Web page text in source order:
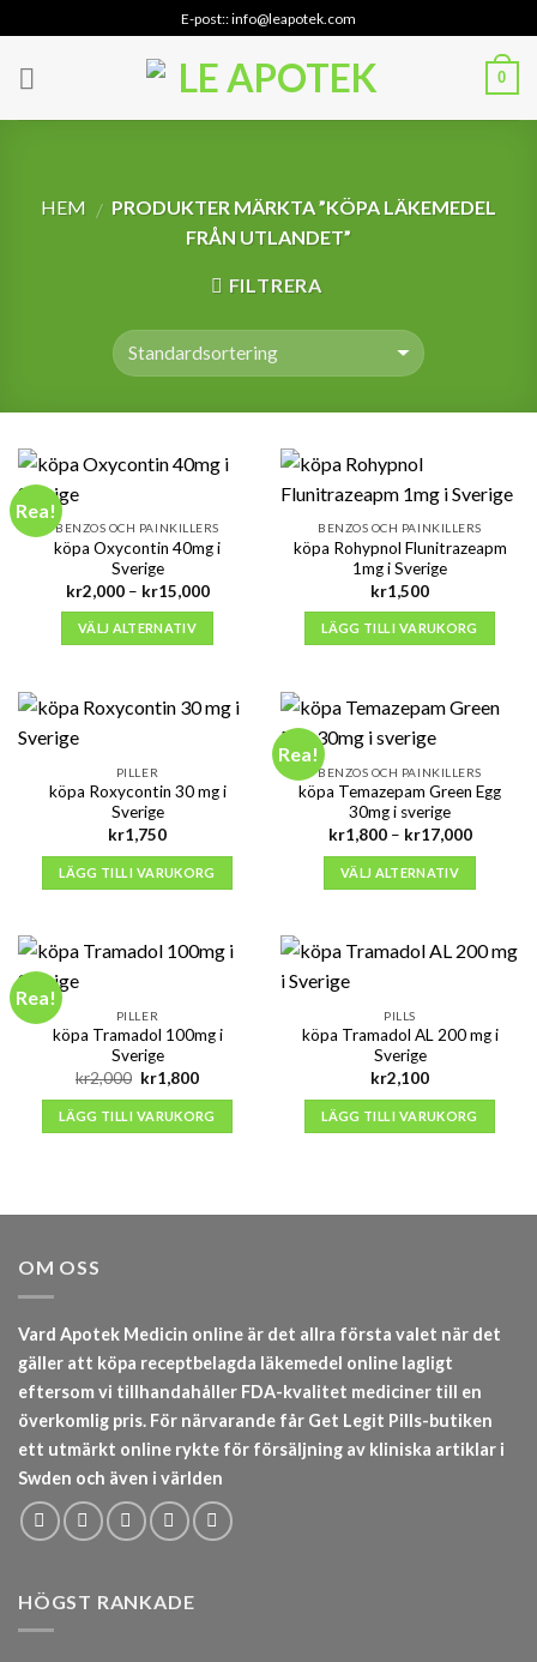
to
content
E-post:: info@leapotek.com
0
HEM / PRODUKTER MÄRKTA ”KÖPA LÄKEMEDEL
FRÅN UTLANDET”
FILTRERA
Rea!
BENZOS OCH PAINKILLERS
köpa Oxycontin 40mg i
Sverige
kr2,000 – kr15,000Prisintervall:
VÄLJ ALTERNATIV
BENZOS OCH PAINKILLERS
köpa Rohypnol Flunitrazeapm
1mg i Sverige
kr1,500
LÄGG TILL I VARUKORG
PILLER
köpa Roxycontin 30 mg i
Sverige
kr1,750
LÄGG TILL I VARUKORG
Rea!
BENZOS OCH PAINKILLERS
köpa Temazepam Green Egg
30mg i sverige
kr1,800 – kr17,000
VÄLJ ALTERNATIV
Rea!
PILLER
köpa Tramadol 100mg i
Sverige
kr2,000 Det
ursprungliga
priset
var:
kr2,000.
kr1,800Det
priset
är:
kr1,800.
LÄGG TILL I VARUKORG
PILLS
köpa Tramadol AL 200 mg i
Sverige
kr2,100
LÄGG TILL I VARUKORG
OM OSS
Vard Apotek Medicin online är det allra första valet när det
gäller att köpa receptbelagda läkemedel online lagligt
eftersom vi tillhandahåller FDA-kvalitet mediciner till en
överkomlig pris. För närvarande får Get Legit Pills-butiken
ett utmärkt online rykte för försäljning av kliniska artiklar i
Swden och även i världen
HÖGST RANKADE